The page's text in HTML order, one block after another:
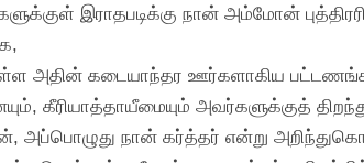
இராதபடிக்கு நான் அம்மோன்
அதின் கடையாந்தர ஊர்களாகிய
கீரியாத்தாயீமையும் அவர்களுக்குத்
அப்பொழுது நான் கர்த்தர் என்று